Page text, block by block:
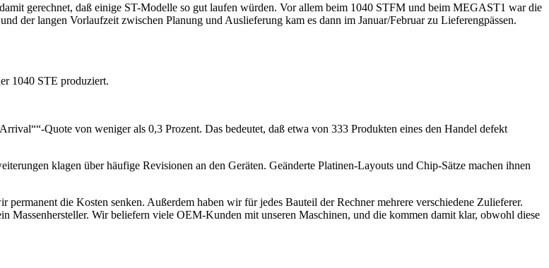
gerechnet, daß einige ST-Modelle so gut laufen würden. Vor allem beim 1040 STFM und beim MEGAST1 war die
der langen Vorlaufzeit zwischen Planung und Auslieferung kam es dann im Januar/Februar zu Lieferengpässen.
1040 STE produziert.
Quote von weniger als 0,3 Prozent. Das bedeutet, daß etwa von 333 Produkten eines den Handel defekt
klagen über häufige Revisionen an den Geräten. Geänderte Platinen-Layouts und Chip-Sätze machen ihnen
die Kosten senken. Außerdem haben wir für jedes Bauteil der Rechner mehrere verschiedene Zulieferer.
Wir beliefern viele OEM-Kunden mit unseren Maschinen, und die kommen damit klar, obwohl diese